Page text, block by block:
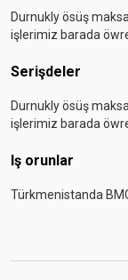
Durnukly ösüş
işlerimiz barada
Serişdeler
Durnukly ösüş
işlerimiz barada
Iş orunlar
Türkmenistanda